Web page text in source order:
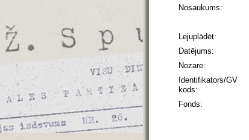
Nosaukums:
Lejuplādēt:
Datējums:
Nozare:
Identifikators/GV
kods:
Fonds: